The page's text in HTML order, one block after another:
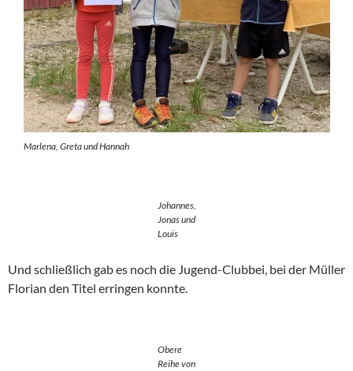
Marlena, Greta und Hannah
Johannes,
Jonas und
Louis
Und schließlich gab es noch die Jugend-Clubbei, bei der Müller
Florian den Titel erringen konnte.
Obere
Reihe von